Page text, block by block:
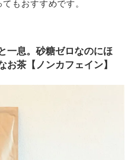
もおすすめです。
一息。砂糖ゼロなのにほ
お茶【ノンカフェイン】